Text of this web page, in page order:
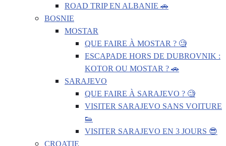
ROAD TRIP EN ALBANIE 🚗
BOSNIE
MOSTAR
QUE FAIRE À MOSTAR ? 🧐
ESCAPADE HORS DE DUBROVNIK :
KOTOR OU MOSTAR ? 🚗
SARAJEVO
QUE FAIRE À SARAJEVO ? 🧐
VISITER SARAJEVO SANS VOITURE
👟
VISITER SARAJEVO EN 3 JOURS 😎
CROATIE